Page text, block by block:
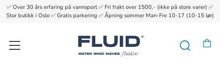
✅ Over 30 års erfaring på vannsport ✅ Fri frakt over 1500,- (ikke på store varer) ✅
Stor butikk i Oslo ✅ Gratis parkering ✅ Åpning sommer Man-Fre 10-17 (10-15 lør)
Meny Søk
{{currency}}{{discount}} undefined